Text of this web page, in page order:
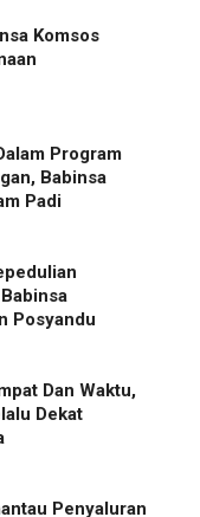
Komsos
Program
Babinsa
Padi
Posyandu
Dan Waktu,
Dekat
Penyaluran